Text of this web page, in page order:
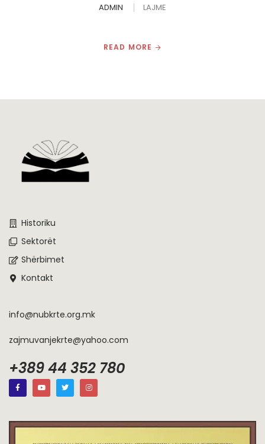
ADMIN LAJME
READ MORE
Historiku
Sektorët
Shërbimet
Kontakt
info@nubkrte.org.mk
zajmuvanjekrte@yahoo.com
+389 44 352 780